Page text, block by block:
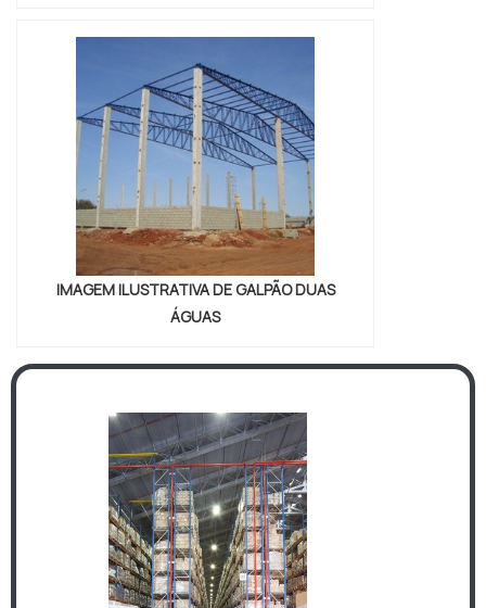
IMAGEM ILUSTRATIVA DE GALPÃO DUAS
ÁGUAS